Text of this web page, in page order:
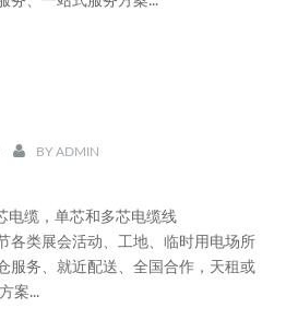
BYADMIN
电缆，单芯和多芯电缆线
各类展会活动、工地、临时用电场所
服务、就近配送、全国合作，天租或
案...